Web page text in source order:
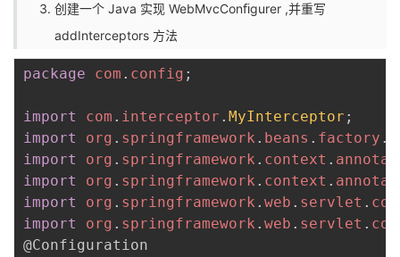
创建一个 Java 实现 WebMvcConﬁgurer ,并重写
addInterceptors 方法
package com . config ;
import com . interceptor . MyInterceptor ;
import
org . springframework . beans . factory .
import
org . springframework . context .
import
org . springframework . context .
import
org . springframework . web . servlet .
import
org . springframework . web . servlet .
@Configuration